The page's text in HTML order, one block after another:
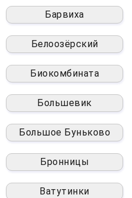
Барвиха
Белоозёрский
Биокомбината
Большевик
Большое Буньково
Бронницы
Ватутинки